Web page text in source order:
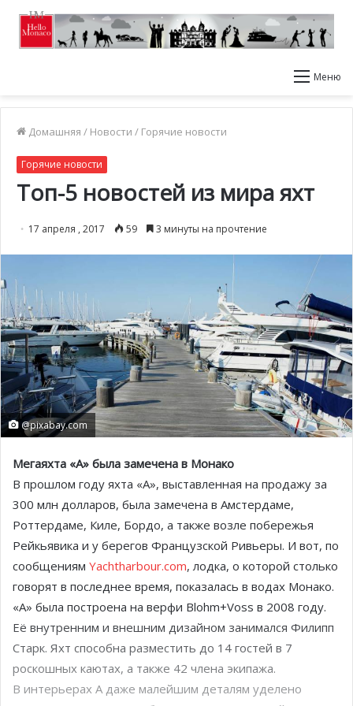
Меню
Домашняя / Новости / Горячие новости
Горячие новости
Топ-5 новостей из мира яхт
17 апреля , 2017 59 3 минуты на прочтение
@pixabay.com
Мегаяхта «A» была замечена в Монако
В прошлом году яхта «A», выставленная на продажу за
300 млн долларов, была замечена в Амстердаме,
Роттердаме, Киле, Бордо, а также возле побережья
Рейкьявика и у берегов Французской Ривьеры. И вот, по
сообщениям Yachtharbour.com, лодка, о которой столько
говорят в последнее время, показалась в водах Монако.
«A» была построена на верфи Blohm+Voss в 2008 году.
Её внутренним и внешним дизайном занимался Филипп
Старк. Яхт способна разместить до 14 гостей в 7
роскошных каютах, а также 42 члена экипажа.
В интерьерах А даже малейшим деталям уделено